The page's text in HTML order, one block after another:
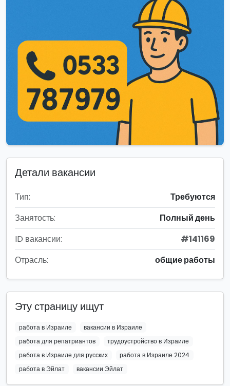
Детали вакансии
Тип:
Требуются
Занятость:
Полный день
ID вакансии:
#141169
Отрасль:
общие работы
Эту страницу ищут
работа в Израиле
вакансии в Израиле
работа для репатриантов
трудоустройство в Израиле
работа в Израиле для русских
работа в Израиле 2024
работа в Эйлат
вакансии Эйлат